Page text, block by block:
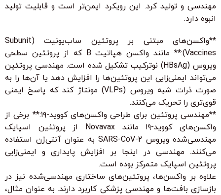
مهندسی و تولید کرد. این رویکرد ایمن‌تر است و قابلیت تولید
انبوه دارد.
**واکسن‌های مبتنی بر پروتئین ساب‌یونیت (Subunit
Vaccines):** مانند واکسن هپاتیت B که از پروتئین سطحی
ویروس (HBsAg) نوترکیب تشکیل شده است. مهندسی پروتئین
می‌تواند ایمنی‌زایی این پروتئین‌ها را افزایش دهد یا آن‌ها را به
صورت ذرات شبه ویروس (VLPs) مونتاژ کند که پاسخ ایمنی
قوی‌تری را تحریک می‌کنند.
**مهندسی پروتئین برای طراحی واکسن‌های کووید-۱۹:** برخی از
واکسن‌های کووید-۱۹ مانند Novavax از پروتئین اسپایک
مهندسی‌شده ویروس SARS-CoV-2 به عنوان آنتی‌ژن استفاده
می‌کنند. مهندسی در اینجا بر افزایش پایداری و ایمنی‌زایی
پروتئین اسپایک متمرکز بوده است.
علاوه بر واکسن‌ها، پروتئین‌های ساختاری مهندسی‌شده نیز در
بازسازی بافت‌ها و مهندسی پزشکی کاربرد دارند. به عنوان مثال،